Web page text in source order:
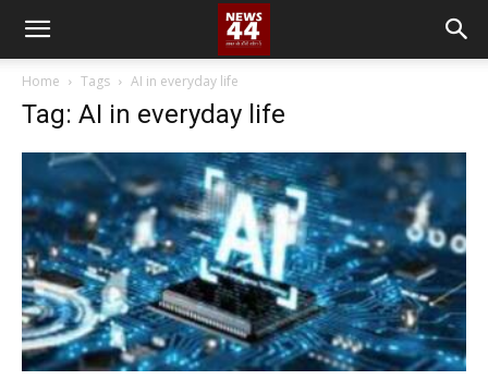
Home Tags AI in everyday life
Tag: AI in everyday life